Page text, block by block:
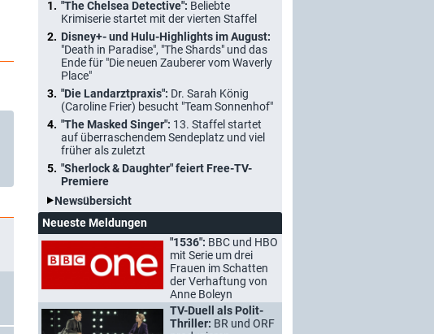
"The Chelsea Detective": Beliebte
Krimiserie startet mit der vierten Staffel
Disney+- und Hulu-Highlights im August:
"Death in Paradise", "The Shards" und das
Ende für "Die neuen Zauberer vom Waverly
Place"
"Die Landarztpraxis": Dr. Sarah König
(Caroline Frier) besucht "Team Sonnenhof"
"The Masked Singer": 13. Staffel startet
auf überraschendem Sendeplatz und viel
früher als zuletzt
"Sherlock & Daughter" feiert Free-TV-
Premiere
Newsübersicht
Neueste Meldungen
"1536": BBC und HBO
mit Serie um drei
Frauen im Schatten
der Verhaftung von
Anne Boleyn
TV-Duell als Polit-
Thriller: BR und ORF